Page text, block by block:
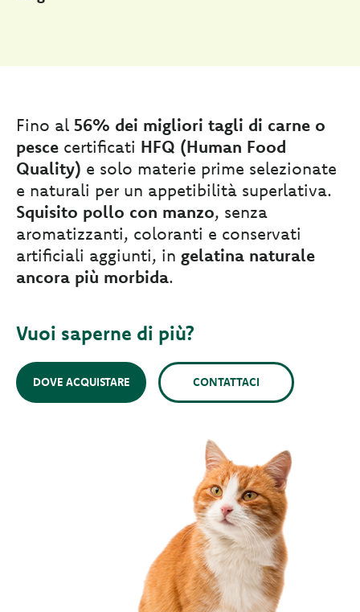
Fino al 56% dei migliori tagli di carne o
pesce certificati HFQ (Human Food
Quality) e solo materie prime selezionate
e naturali per un appetibilità superlativa.
Squisito pollo con manzo, senza
aromatizzanti, coloranti e conservati
artificiali aggiunti, in gelatina naturale
ancora più morbida.
Vuoi saperne di più?
DOVE ACQUISTARE CONTATTACI